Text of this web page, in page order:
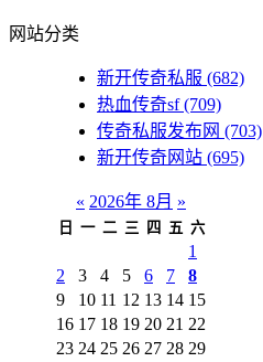
网站分类
新开传奇私服 (682)
热血传奇sf(709)
传奇私服发布网 (703)
新开传奇网站 (695)
« 2026年 8月 »
日 一 二 三 四 五 六
1
2
3 4 5 6 7
8
9
10 11 12 13 14 15
16 17 18 19 20 21 22
23 24 25 26 27 28 29